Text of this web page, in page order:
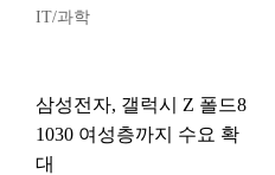
IT/과학
삼성전자, 갤럭시 Z 폴드8
1030 여성층까지 수요 확
대